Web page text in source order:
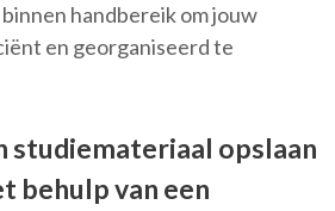
handbereik om jouw
en georganiseerd te
studiemateriaal opslaan
behulp van een